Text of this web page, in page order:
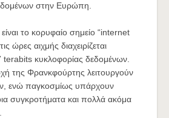
στην Ευρώπη.
το κορυφαίο σημείο “internet
ώρες αιχμής διαχειρίζεται
κυκλοφορίας δεδομένων.
της Φρανκφούρτης λειτουργούν
ενώ παγκοσμίως υπάρχουν
συγκροτήματα και πολλά ακόμα